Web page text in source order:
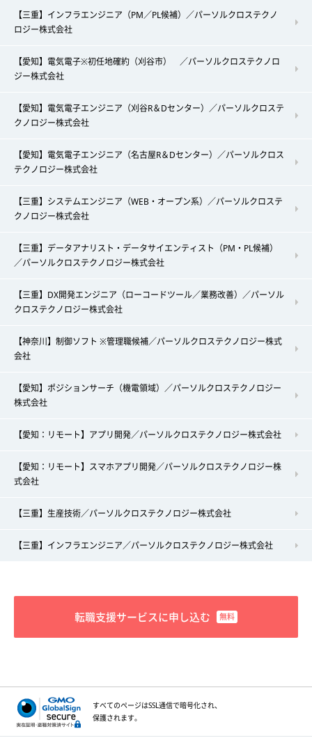
【三重】インフラエンジニア（PM／PL候補）／パーソルクロステクノ
ロジー株式会社
【愛知】電気電子※初任地確約（刈谷市） ／パーソルクロステクノロ
ジー株式会社
【愛知】電気電子エンジニア（刈谷R＆Dセンター）／パーソルクロステ
クノロジー株式会社
【愛知】電気電子エンジニア（名古屋R＆Dセンター）／パーソルクロス
テクノロジー株式会社
【三重】システムエンジニア（WEB・オープン系）／パーソルクロステ
クノロジー株式会社
【三重】データアナリスト・データサイエンティスト（PM・PL候補）
／パーソルクロステクノロジー株式会社
【三重】DX開発エンジニア（ローコードツール／業務改善）／パーソル
クロステクノロジー株式会社
【神奈川】制御ソフト ※管理職候補／パーソルクロステクノロジー株式
会社
【愛知】ポジションサーチ（機電領域）／パーソルクロステクノロジー
株式会社
【愛知：リモート】アプリ開発／パーソルクロステクノロジー株式会社
【愛知：リモート】スマホアプリ開発／パーソルクロステクノロジー株
式会社
【三重】生産技術／パーソルクロステクノロジー株式会社
【三重】インフラエンジニア／パーソルクロステクノロジー株式会社
転職支援サービスに申し込む
すべてのページはSSL通信で暗号化され、
保護されます。